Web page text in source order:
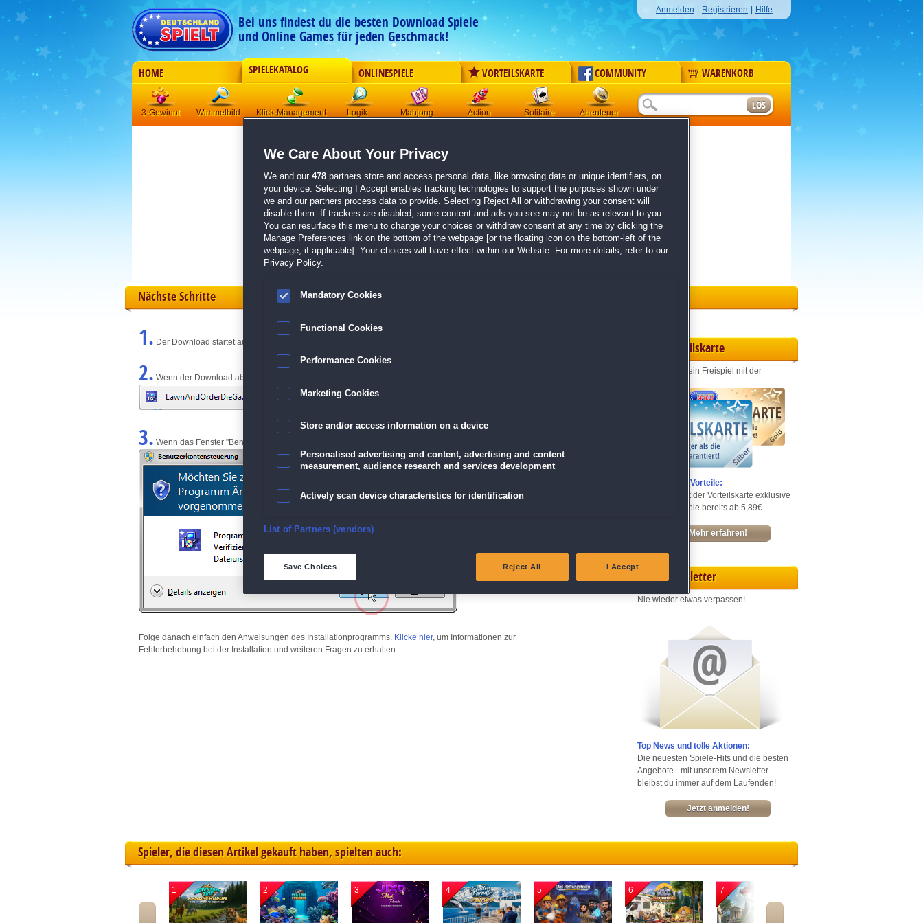
Bei uns findest du die besten Download Spiele
und Online Games für jeden Geschmack!
Anmelden Registrieren Hilfe
HOME SPIELEKATALOG ONLINESPIELE VORTEILSKARTE COMMUNITY WARENKORB
3-Gewinnt Wimmelbild Klick-Management Logik Mahjong Action Solitaire Abenteuer
Der Download wird automatisch gestartet für:
1001 Puzzles: Legends of Mystery 3
Größe 142.3 MB
Einen Moment bitte, dein Spiel wird in5 Sekundenbereitgestellt...
Falls der Download nicht automatisch startet,klicke bitte hier.
Zurück zur Gamepage
Nächste Schritte
1. Der Download startet automatisch und wird am unteren Rand des Browserfensters angezeigt.
2. Wenn der Download abgeschlossen ist, klicke einfach auf die Datei.
3. Wenn das Fenster "Benutzerkontensteuerung" angezeigt wird, klicke auf "Ja" (Bei Windows Vista "Fortsetzen").
Folge danach einfach den Anweisungen des Installationprogramms. Klicke hier, um Informationen zur
Fehlerbehebung bei der Installation und weiteren Fragen zu erhalten.
Vorteilskarte
Jeden Monat ein Freispiel mit der
Entdecke die Vorteile:
Sichere dir mit der Vorteilskarte exklusive
Rabatte – Spiele bereits ab 5,89€.
Mehr erfahren!
Newsletter
Nie wieder etwas verpassen!
Top News und tolle Aktionen:
Die neuesten Spiele-Hits und die besten
Angebote - mit unserem Newsletter
bleibst du immer auf dem Laufenden!
Jetzt anmelden!
Spieler, die diesen Artikel gekauft haben, spielten auch:
1 2 3 4 5 6 7
We Care About Your Privacy
We and our 478 partners store and access personal data, like browsing data or unique identifiers, on
your device. Selecting I Accept enables tracking technologies to support the purposes shown under
we and our partners process data to provide. Selecting Reject All or withdrawing your consent will
disable them. If trackers are disabled, some content and ads you see may not be as relevant to you.
You can resurface this menu to change your choices or withdraw consent at any time by clicking the
Manage Preferences link on the bottom of the webpage [or the floating icon on the bottom-left of the
webpage, if applicable]. Your choices will have effect within our Website. For more details, refer to our
Privacy Policy.
Mandatory Cookies
Functional Cookies
Performance Cookies
Marketing Cookies
Store and/or access information on a device
Personalised advertising and content, advertising and content
measurement, audience research and services development
Actively scan device characteristics for identification
Ensure security, prevent and detect fraud, and fix errors
Match and combine data from other data sources
List of Partners (vendors)
Save Choices Reject All I Accept